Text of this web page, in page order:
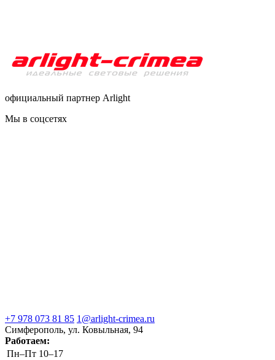
официальный партнер Arlight
Мы в соцсетях
+7 978 073 81 85 1@arlight-crimea.ru
Симферополь, ул. Ковыльная, 94
Работаем:
Пн–Пт 10–17